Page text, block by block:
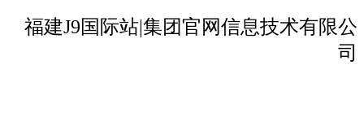
福建J9国际站|集团官网信息技术有限公
司